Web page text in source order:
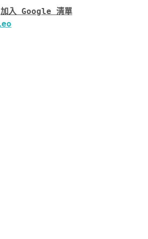
加入 Google 清單